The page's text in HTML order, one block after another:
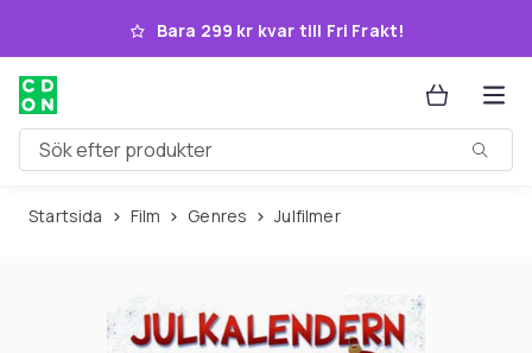
Hoppa till huvudinnehållet
Bara 299 kr kvar till Fri Frakt!
Sök efter produkter
Startsida Film Genres Julfilmer